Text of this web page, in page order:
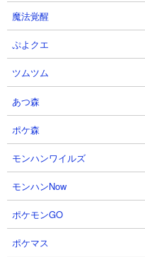
１．浮属性にめっぽう強い量
ネコセイバーオルタは浮属性
います。Lv50時で浮属性相
DPSは3,556。同レベルのネ
魔法覚醒
ぷよクエ
ツムツム
あつ森
ポケ森
モンハンワイルズ
モンハンNow
ポケモンGO
ポケマス